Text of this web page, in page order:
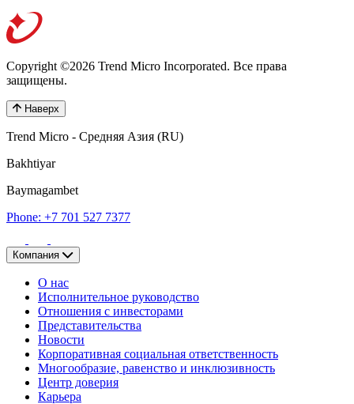
Copyright ©2026 Trend Micro Incorporated. Все права
защищены.
Наверх
Trend Micro - Средняя Азия (RU)
Bakhtiyar
Baymagambet
Phone: +7 701 527 7377
Компания
О нас
Исполнительное руководство
Отношения с инвесторами
Представительства
Новости
Корпоративная социальная ответственность
Многообразие, равенство и инклюзивность
Центр доверия
Карьера